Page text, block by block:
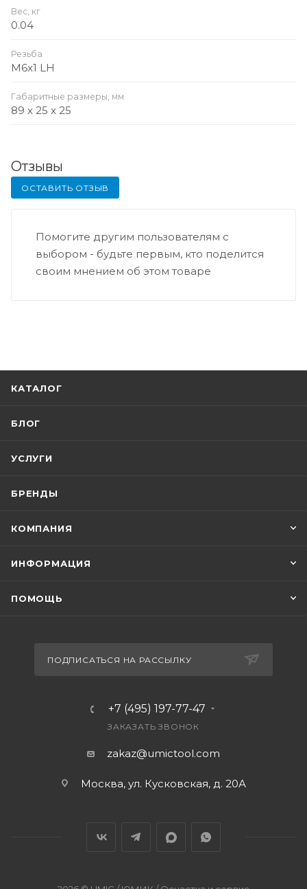
Вес, кг
0.04
Резьба
M6x1 LH
Габаритные размеры, мм
89 x 25 x 25
Отзывы
ОСТАВИТЬ ОТЗЫВ
Помогите другим пользователям с
выбором - будьте первым, кто поделится
своим мнением об этом товаре
КАТАЛОГ
БЛОГ
УСЛУГИ
БРЕНДЫ
КОМПАНИЯ
ИНФОРМАЦИЯ
ПОМОЩЬ
ПОДПИСАТЬСЯ НА РАССЫЛКУ
+7 (495) 197-77-47
ЗАКАЗАТЬ ЗВОНОК
zakaz@umictool.com
Москва, ул. Кусковская, д. 20А